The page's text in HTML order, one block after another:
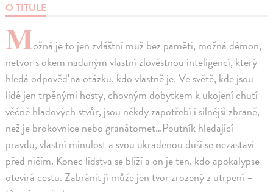
O TITULE
Možná je to jen zvláštní muž bez paměti, možná démon,
netvor s okem nadaným vlastní zlověstnou inteligencí, který
hledá odpověď na otázku, kdo vlastně je. Ve světě, kde jsou
lidé jen trpěnými hosty, chovným dobytkem k ukojení chutí
věčně hladových stvůr, jsou někdy zapotřebí i silnější zbraně,
než je brokovnice nebo granátomet…Poutník hledající
pravdu, vlastní minulost a svou ukradenou duši se nezastaví
před ničím. Konec lidstva se blíží a on je ten, kdo apokalypse
otevírá cestu. Zabránit jí může jen tvor zrozený z utrpení –